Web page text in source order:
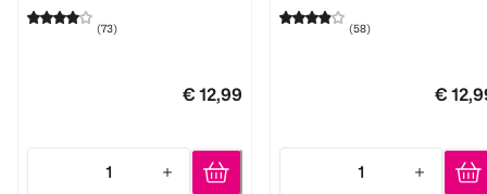
(73)
€ 12,99
1
Quantity: 1
(58)
€
1
Quantity: 1